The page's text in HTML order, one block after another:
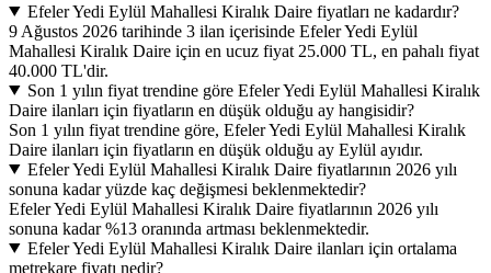
Efeler Yedi Eylül Mahallesi Kiralık Daire fiyatları ne kadardır?
9 Ağustos 2026 tarihinde 3 ilan içerisinde Efeler Yedi Eylül
Mahallesi Kiralık Daire için en ucuz fiyat 25.000 TL, en pahalı fiyat
40.000 TL'dir.
Son 1 yılın fiyat trendine göre Efeler Yedi Eylül Mahallesi Kiralık
Daire ilanları için fiyatların en düşük olduğu ay hangisidir?
Son 1 yılın fiyat trendine göre, Efeler Yedi Eylül Mahallesi Kiralık
Daire ilanları için fiyatların en düşük olduğu ay Eylül ayıdır.
Efeler Yedi Eylül Mahallesi Kiralık Daire fiyatlarının 2026 yılı
sonuna kadar yüzde kaç değişmesi beklenmektedir?
Efeler Yedi Eylül Mahallesi Kiralık Daire fiyatlarının 2026 yılı
sonuna kadar %13 oranında artması beklenmektedir.
Efeler Yedi Eylül Mahallesi Kiralık Daire ilanları için ortalama
metrekare fiyatı nedir?